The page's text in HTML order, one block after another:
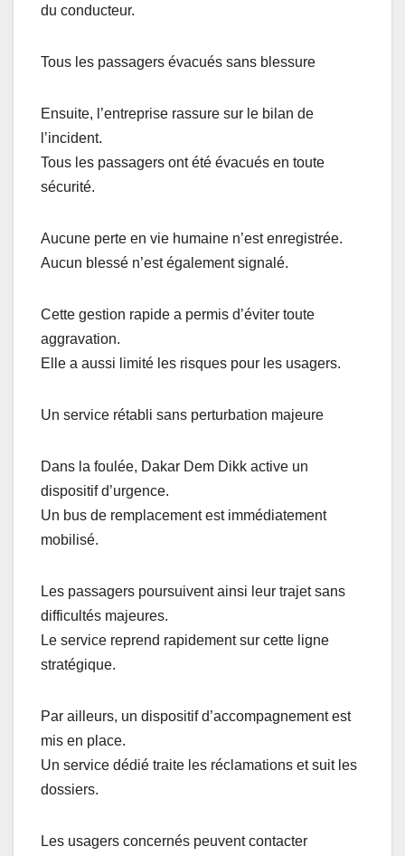
du conducteur.
Tous les passagers évacués sans blessure
Ensuite, l’entreprise rassure sur le bilan de
l’incident.
Tous les passagers ont été évacués en toute
sécurité.
Aucune perte en vie humaine n’est enregistrée.
Aucun blessé n’est également signalé.
Cette gestion rapide a permis d’éviter toute
aggravation.
Elle a aussi limité les risques pour les usagers.
Un service rétabli sans perturbation majeure
Dans la foulée, Dakar Dem Dikk active un
dispositif d’urgence.
Un bus de remplacement est immédiatement
mobilisé.
Les passagers poursuivent ainsi leur trajet sans
difficultés majeures.
Le service reprend rapidement sur cette ligne
stratégique.
Par ailleurs, un dispositif d’accompagnement est
mis en place.
Un service dédié traite les réclamations et suit les
dossiers.
Les usagers concernés peuvent contacter